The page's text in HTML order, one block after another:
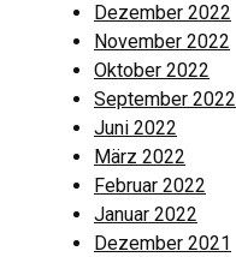
Dezember 2022
November 2022
Oktober 2022
September 2022
Juni 2022
März 2022
Februar 2022
Januar 2022
Dezember 2021